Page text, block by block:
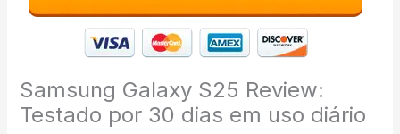
Samsung Galaxy S25 Review:
Testado por 30 dias em uso diário